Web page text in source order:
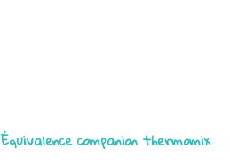
Équivalence companion thermomix